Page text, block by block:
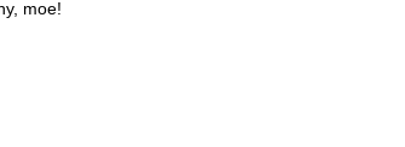
moe!